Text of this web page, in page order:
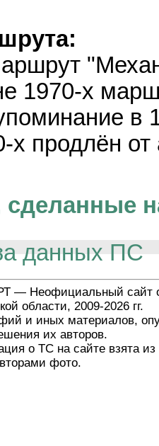
1970-х
в
х продлён
данных ПС
Неофициальный сайт
области, 2009-2026 гг.
и иных материалов,
их авторов.
о ТС на сайте взята из
фото.